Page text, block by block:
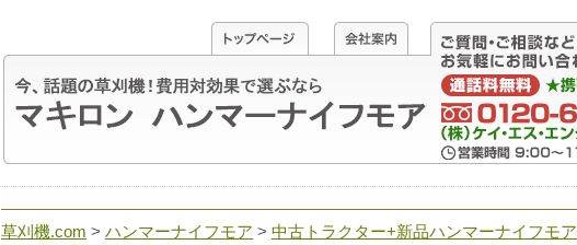
草刈機.com > ハンマーナイフモア > 中古トラクター+新品ハンマーナイフモア